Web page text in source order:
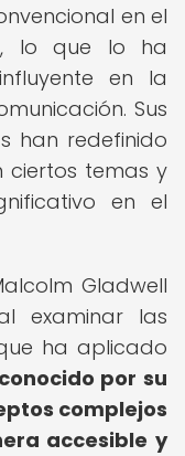
en el
lo que lo ha
en la
Sus
han redefinido
temas y
en el
Gladwell
examinar las
ha aplicado
por su
complejos
accesible y